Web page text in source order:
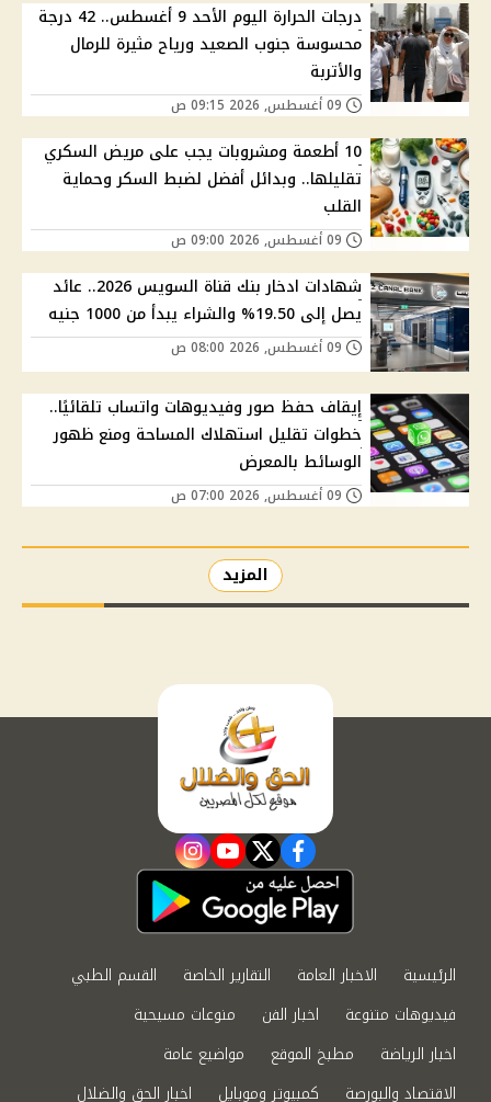
درجات الحرارة اليوم الأحد 9 أغسطس.. 42 درجة
محسوسة جنوب الصعيد ورياح مثيرة للرمال
والأتربة
10 أطعمة ومشروبات يجب على مريض السكري
تقليلها.. وبدائل أفضل لضبط السكر وحماية
القلب
شهادات ادخار بنك قناة السويس 2026.. عائد
يصل إلى 19.50% والشراء يبدأ من 1000 جنيه
إيقاف حفظ صور وفيديوهات واتساب تلقائيًا..
خطوات تقليل استهلاك المساحة ومنع ظهور
الوسائط بالمعرض
المزيد
facebook
twitter
youtube
instagram
الرئيسية الاخبار العامة التقارير الخاصة
القسم الطبي
فيديوهات متنوعة
اخبار الفن
منوعات مسيحية
اخبار الرياضة
مطبخ الموقع
مواضيع عامة
الاقتصاد والبورصة
كمبيوتر وموبايل اخبار الحق والضلال